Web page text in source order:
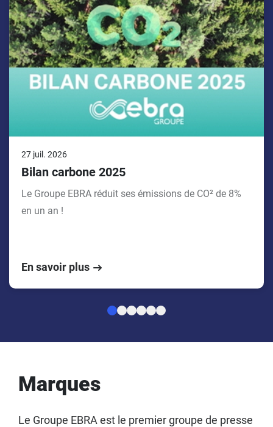
27 juil. 2026
Bilan carbone 2025
Le Groupe EBRA réduit ses émissions de CO² de 8%
en un an !
En savoir plus
Marques
Le Groupe EBRA est le premier groupe de presse